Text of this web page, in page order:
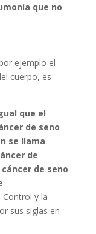
que no
ejemplo el
cuerpo, es
que el
de seno
se llama
de
de seno
Control y la
sus siglas en